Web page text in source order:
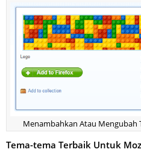
Menambahkan Atau Mengubah
Tema-tema Terbaik Untuk